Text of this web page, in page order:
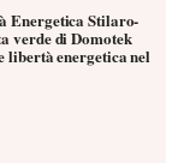
Energetica Stilaro-
verde di Domotek
libertà energetica nel